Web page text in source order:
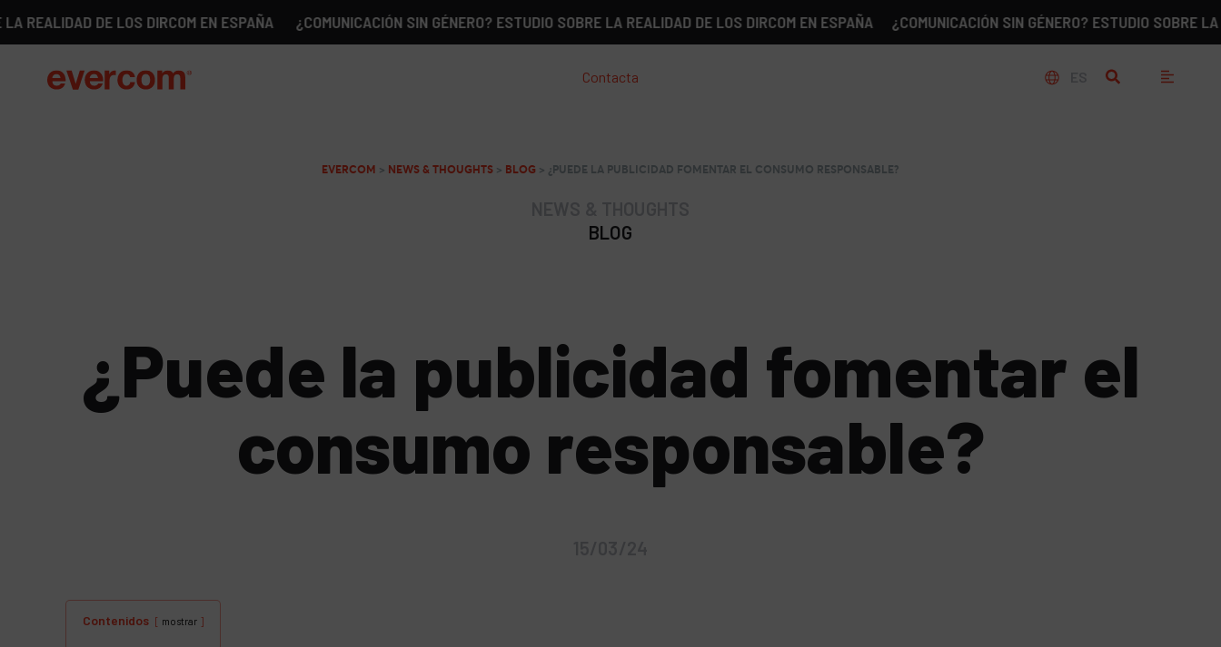
DE LOS DIRCOM EN ESPAÑA ¿COMUNICACIÓN SIN GÉNERO? ESTUDIO SOBRE LA REALIDAD DE LOS DIRCOM EN ESPAÑA ¿COMUNICACIÓN SIN GÉNERO? ESTUDIO SOBRE LA
Contacta
EVERCOM > NEWS & THOUGHTS > BLOG > ¿PUEDE LA PUBLICIDAD FOMENTAR EL CONSUMO RESPONSABLE?
BLOG
¿Puede la publicidad fomentar el
consumo responsable?
Contenidos mostrar